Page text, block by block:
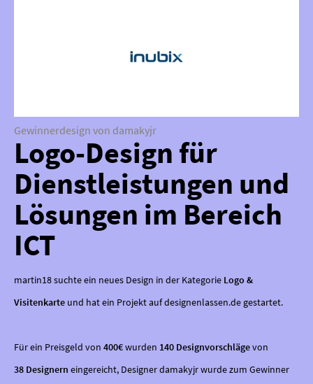
Gewinnerdesign von damakyjr
Logo-Design für
Dienstleistungen und
Lösungen im Bereich
ICT
martin18 suchte ein neues Design in der Kategorie Logo &
Visitenkarte und hat ein Projekt auf designenlassen.de gestartet.
Für ein Preisgeld von 400€wurden 140 Designvorschlägevon
38 Designern eingereicht, Designer damakyjr wurde zum Gewinner